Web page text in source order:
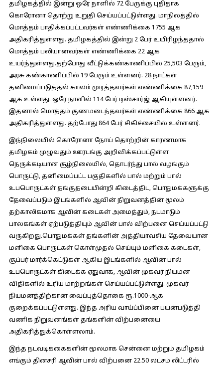
தமிழகத்தில் இன்று ஒரே நாளில் 72 பேருக்கு புதிதாக
கொரோனா தொற்று உறுதி செய்யப்பட்டுள்ளது. மாநிலத்தில்
மொத்தம் பாதிக்கப்பட்டவர்கள் எண்ணிக்கை 1755 ஆக
அதிகரித்துள்ளது. தமிழகத்தில் இன்று 2 பேர் உயிரிழந்ததால்
மொத்தம் பலியானவர்கள் எண்ணிக்கை 22 ஆக
உயர்ந்துள்ளது.தற்போது வீட்டுக்கண்காணிப்பில் 25,503 பேரும்,
அரசு கண்காணிப்பில் 19 பேரும் உள்ளனர். 28 நாட்கள்
தனிமைப்படுத்தல் காலம் முடித்தவர்கள் எண்ணிக்கை 87,159
ஆக உள்ளது. ஒரே நாளில் 114 பேர் டிஸ்சார்ஜ் ஆகியுள்ளனர்.
இதனால் மொத்தம் குணமடைந்தவர்கள் எண்ணிக்கை 866 ஆக
அதிகரித்துள்ளது. தற்போது 864 பேர் சிகிச்சையில் உள்ளனர்.
இந்நிலையில் கொரோனா நோய் தொற்றின் காரணமாக
தமிழகம் முழுவதும் ஊரடங்கு அறிவிக்கப்பட்டுள்ள
நெருக்கடியான சூழ்நிலையில், தொடர்ந்து பால் வழங்கும்
பொருட்டு, தனிமைப்பட்ட பகுதிகளில் பால் மற்றும் பால்
உபபொருட்கள் தங்குதடையின்றி கிடைத்திட, பொதுமக்களுக்கு
தேவைப்படும் இடங்களில் ஆவின் நிறுவனத்தின் மூலம்
தற்காலிகமாக ஆவின் கடைகள் அமைத்தும், நடமாடும்
பாலகங்கள் ஏற்படுத்தியும் ஆவின் பால் விற்பனை செய்யப்பட்டு
வருகிறது.பொதுமக்கள் தங்களின் அத்தியாவசிய தேவையான
மளிகை பொருட்கள் கொள்முதல் செய்யும் மளிகை கடைகள்,
சூப்பர் மார்க்கெட்டுகள் ஆகிய இடங்களில் ஆவின் பால்
உபபொருட்கள் கிடைக்க ஏதுவாக, ஆவின் முகவர் நியமன
விதிகளில் உரிய மாற்றங்கள் செய்யப்பட்டுள்ளது. முகவர்
நியமனத்திற்கான வைப்புத்தொகை ரூ.1000-ஆக
குறைக்கப்பட்டுள்ளது. இந்த அரிய வாய்ப்பினை பயன்படுத்தி
வணிக நிறுவனங்கள் தங்களின் விற்பனையை
அதிகரித்துக்கொள்ளலாம்.
இந்த நடவடிக்கைகளின் மூலமாக சென்னை மற்றும் தமிழகம்
எங்கும் தினசரி ஆவின் பால் விற்பனை 22.50 லட்சம் லிட்டரில்